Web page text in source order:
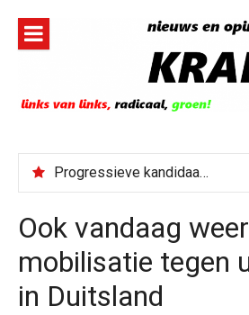
inhoud
Progressieve kandidaat El-Sayed senaatskandidaat Michigan
Ook vandaag
mobilisatie tegen
in Duitsland